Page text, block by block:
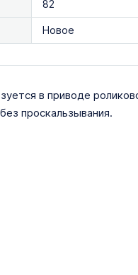
82
Новое
в приводе
проскальзывания.